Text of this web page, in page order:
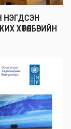
НЭГДСЭН
ХӨТӨЛБӨРИЙН